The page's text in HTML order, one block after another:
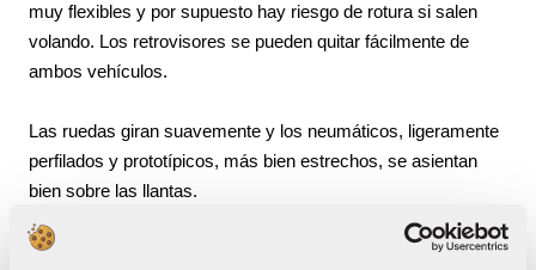
muy flexibles y por supuesto hay riesgo de rotura si salen
volando. Los retrovisores se pueden quitar fácilmente de
ambos vehículos.
Las ruedas giran suavemente y los neumáticos, ligeramente
perfilados y prototípicos, más bien estrechos, se asientan
bien sobre las llantas.
Debido al diseño del chasis del vehículo, hay muy poco